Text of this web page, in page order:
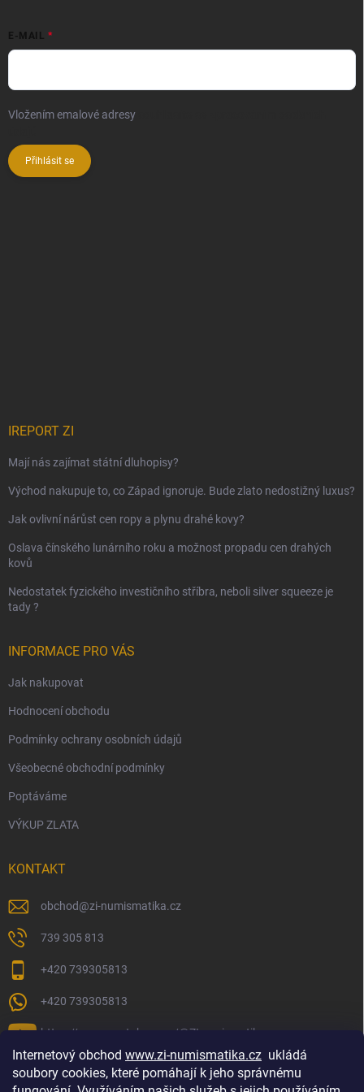
Internetový obchod www.zi-numismatika.cz ukládá
soubory cookies, které pomáhají k jeho správnému
E-MAIL
Vložením emalové adresy
Přihlásit se
IREPORT ZI
Mají nás zajímat státní dluhopisy?
Východ nakupuje to, co Západ ignoruje. Bude zlato nedostižný luxus?
Jak ovlivní nárůst cen ropy a plynu drahé kovy?
Oslava čínského lunárního roku a možnost propadu cen drahých
kovů
Nedostatek fyzického investičního stříbra, neboli silver squeeze je
tady ?
INFORMACE PRO VÁS
Jak nakupovat
Hodnocení obchodu
Podmínky ochrany osobních údajů
Všeobecné obchodní podmínky
Poptáváme
VÝKUP ZLATA
KONTAKT
obchod@zi-numismatika.cz
739 305 813
+420 739305813
+420 739305813
https://www.youtube.com/@ZInumismatika